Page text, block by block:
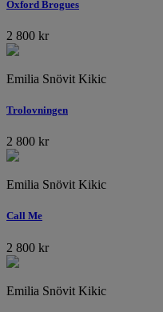
Oxford Brogues
2 800 kr
Emilia Snövit Kikic
Trolovningen
2 800 kr
Emilia Snövit Kikic
Call Me
2 800 kr
Emilia Snövit Kikic